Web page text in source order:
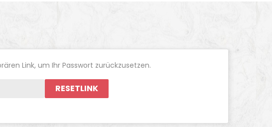
Link, um Ihr Passwort zurückzusetzen.
RESETLINK